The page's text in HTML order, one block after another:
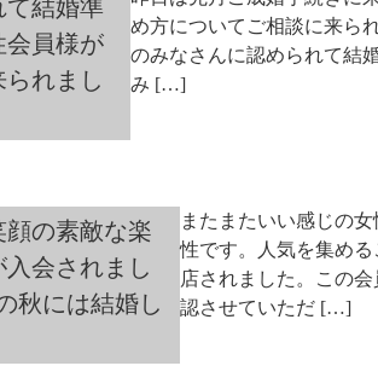
て結婚準
会員様が
れまし
め方についてご相談に来ら
のみなさんに認められて結
み […]
顔の素敵な楽
入会されまし
秋には結婚し
またまたいい感じの
性です。人気を集め
店されました。この
認させていただ […]